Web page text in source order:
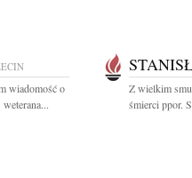
wiadomość o
Z wielkim
śmierci ppor.